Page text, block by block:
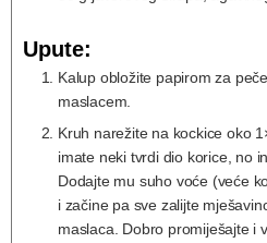
Upute:
Kalup obložite papirom za
maslacem.
Kruh narežite na kockice oko
imate neki tvrdi dio korice, no
Dodajte mu suho voće (veće
i začine pa sve zalijte
maslaca. Dobro promiješajte i